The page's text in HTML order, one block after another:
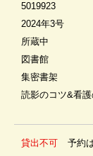
5019923
2024年3号
所蔵中
図書館
集密書架
読影のコツ&看
貸出不可 予約